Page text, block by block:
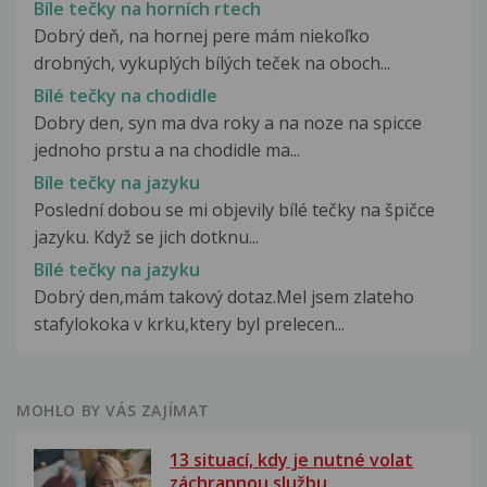
Bíle tečky na horních rtech
Dobrý deň, na hornej pere mám niekoľko
drobných, vykuplých bílých teček na oboch...
Bílé tečky na chodidle
Dobry den, syn ma dva roky a na noze na spicce
jednoho prstu a na chodidle ma...
Bíle tečky na jazyku
Poslední dobou se mi objevily bílé tečky na špičce
jazyku. Když se jich dotknu...
Bílé tečky na jazyku
Dobrý den,mám takový dotaz.Mel jsem zlateho
stafylokoka v krku,ktery byl prelecen...
MOHLO BY VÁS ZAJÍMAT
13 situací, kdy je nutné volat